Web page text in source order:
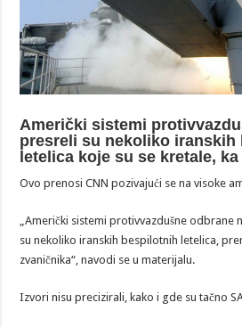
Američki sistemi
presreli su nekoliko iranskih
letelica koje su se kretale, ka
Ovo prenosi CNN pozivajući se na visoke
„Američki sistemi protivvazdušne odbrane
su nekoliko iranskih bespilotnih letelica,
zvaničnika“, navodi se u materijalu.
Izvori nisu precizirali, kako i gde su tačno